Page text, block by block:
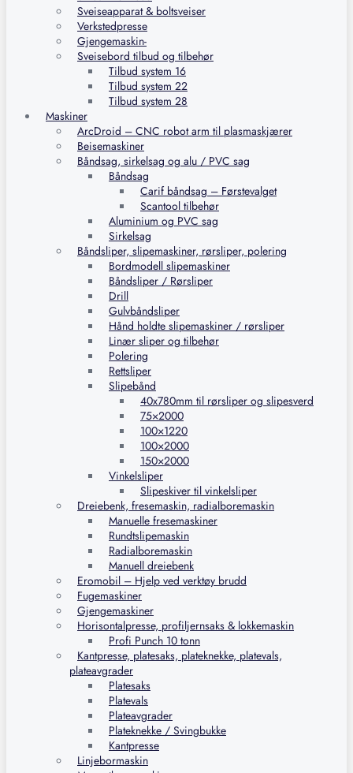
Sveiseapparat & boltsveiser
Verkstedpresse
Gjengemaskin-
Sveisebord tilbud og tilbehør
Tilbud system 16
Tilbud system 22
Tilbud system 28
Maskiner
ArcDroid – CNC robot arm til plasmaskjærer
Beisemaskiner
Båndsag, sirkelsag og alu / PVC sag
Båndsag
Carif båndsag – Førstevalget
Scantool tilbehør
Aluminium og PVC sag
Sirkelsag
Båndsliper, slipemaskiner, rørsliper, polering
Bordmodell slipemaskiner
Båndsliper / Rørsliper
Drill
Gulvbåndsliper
Hånd holdte slipemaskiner / rørsliper
Linær sliper og tilbehør
Polering
Rettsliper
Slipebånd
40x780mm til rørsliper og slipesverd
75×2000
100×1220
100×2000
150×2000
Vinkelsliper
Slipeskiver til vinkelsliper
Dreiebenk, fresemaskin, radialboremaskin
Manuelle fresemaskiner
Rundtslipemaskin
Radialboremaskin
Manuell dreiebenk
Eromobil – Hjelp ved verktøy brudd
Fugemaskiner
Gjengemaskiner
Horisontalpresse, profiljernsaks & lokkemaskin
Profi Punch 10 tonn
Kantpresse, platesaks, plateknekke, platevals,
plateavgrader
Platesaks
Platevals
Plateavgrader
Plateknekke / Svingbukke
Kantpresse
Linjebormaskin